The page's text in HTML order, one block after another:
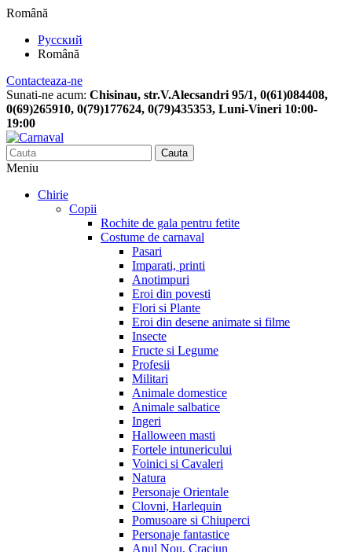
Română
Русский
Română
Contacteaza-ne
Sunati-ne acum: Chisinau, str.V.Alecsandri 95/1, 0(61)084408,
0(69)265910, 0(79)177624, 0(79)435353, Luni-Vineri 10:00-
19:00
Cauta
Meniu
Chirie
Copii
Rochite de gala pentru fetite
Costume de carnaval
Pasari
Imparati, printi
Anotimpuri
Eroi din povesti
Flori si Plante
Eroi din desene animate si filme
Insecte
Fructe si Legume
Profesii
Militari
Animale domestice
Animale salbatice
Ingeri
Halloween masti
Fortele intunericului
Voinici si Cavaleri
Natura
Personaje Orientale
Clovni, Harlequin
Pomusoare si Chiuperci
Personaje fantastice
Anul Nou, Craciun